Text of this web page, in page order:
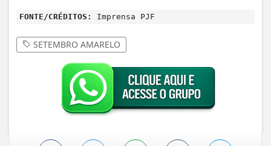
FONTE/CRÉDITOS: Imprensa PJF
SETEMBRO AMARELO